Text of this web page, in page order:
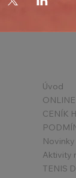
Úvod
ONLINE
CENÍK
Novinky
Aktivity